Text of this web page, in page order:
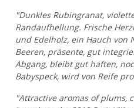
"Dunkles Rubingranat,
Randaufhellung. Frische
und Edelholz, ein Hauch von
Beeren, präsente, gut
Abgang, bleibt gut haften,
Babyspeck, wird von Reife
"Attractive aromas of plums,